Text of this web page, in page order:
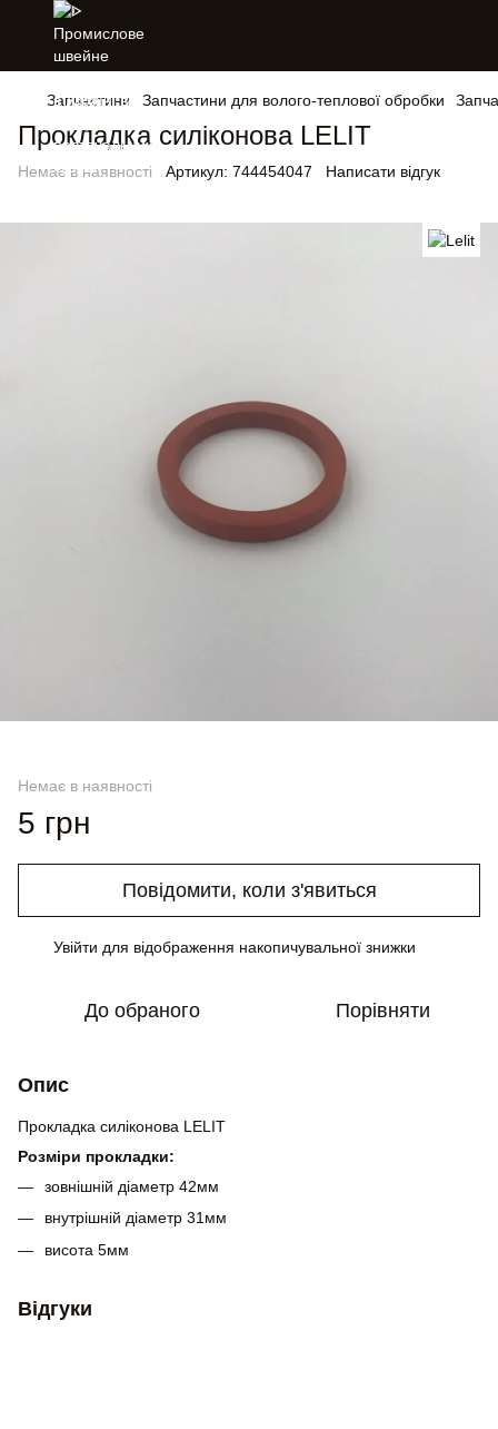
Запчастини Запчастини для волого-теплової обробки
Прокладка силіконова LELIT
Немає в наявності Артикул: 744454047 Написати відгук
Немає в наявності
5 грн
Повідомити, коли з'явиться
Увійти для відображення накопичувальної знижки
До обраного Порівняти
Опис
Прокладка силіконова LELIT
Розміри прокладки:
зовнішній діаметр 42мм
внутрішній діаметр 31мм
висота 5мм
Відгуки